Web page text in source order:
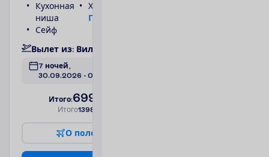
Кухонная
ниша
Сейф
Холодильник
П
Вылет из: Вил
7 ночей,
30.09.2026 - 07.10.2026
Итого:699.00
Итого1398.00
О поле